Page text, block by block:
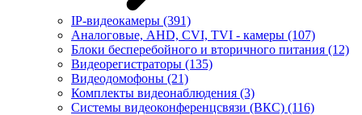
IP-видеокамеры (391)
Аналоговые, AHD, CVI, TVI - камеры (107)
Блоки бесперебойного и вторичного питания (12)
Видеорегистраторы (135)
Видеодомофоны (21)
Комплекты видеонаблюдения (3)
Системы видеоконференцсвязи (ВКС) (116)